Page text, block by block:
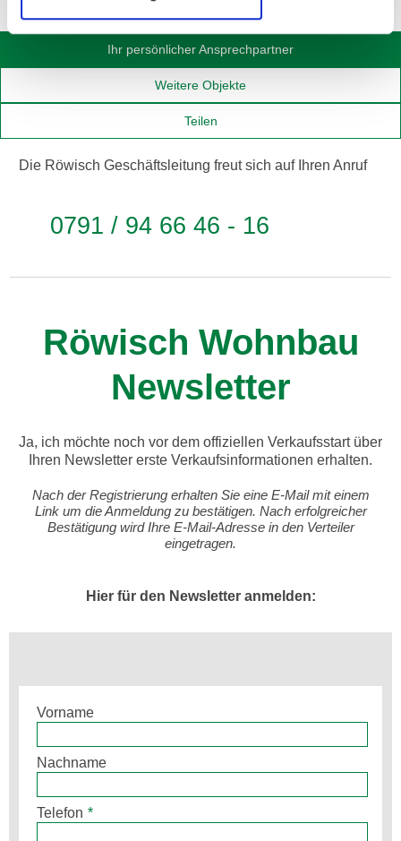
Ihr persönlicher Ansprechpartner
Weitere Objekte
Teilen
Die Röwisch Geschäftsleitung freut sich auf Ihren Anruf
0791 / 94 66 46 - 16
Röwisch Wohnbau
Newsletter
Ja, ich möchte noch vor dem offiziellen Verkaufsstart über
Ihren Newsletter erste Verkaufsinformationen erhalten.
Nach der Registrierung erhalten Sie eine E-Mail mit einem
Link um die Anmeldung zu bestätigen. Nach erfolgreicher
Bestätigung wird Ihre E-Mail-Adresse in den Verteiler
eingetragen.
Hier für den Newsletter anmelden:
Vorname
Nachname
Telefon *